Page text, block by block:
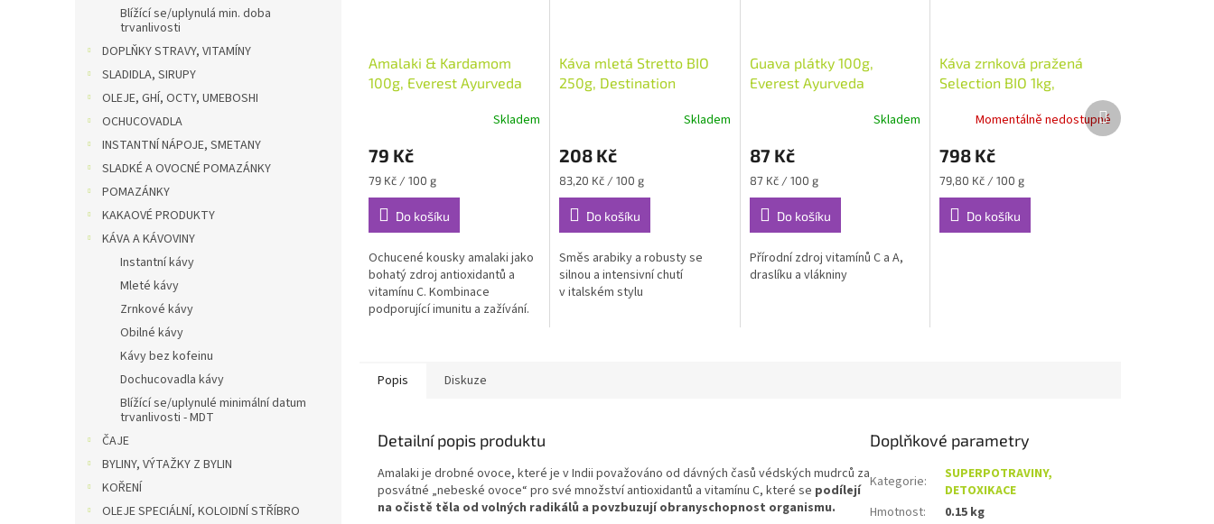
Blížící se/uplynulá min. doba
trvanlivosti
DOPLŇKY STRAVY, VITAMÍNY
SLADIDLA, SIRUPY
OLEJE, GHÍ, OCTY, UMEBOSHI
OCHUCOVADLA
INSTANTNÍ NÁPOJE, SMETANY
SLADKÉ A OVOCNÉ POMAZÁNKY
POMAZÁNKY
KAKAOVÉ PRODUKTY
KÁVA A KÁVOVINY
Instantní kávy
Mleté kávy
Zrnkové kávy
Obilné kávy
Kávy bez kofeinu
Dochucovadla kávy
Blížící se/uplynulé minimální datum
trvanlivosti - MDT
ČAJE
BYLINY, VÝTAŽKY Z BYLIN
KOŘENÍ
OLEJE SPECIÁLNÍ, KOLOIDNÍ STŘÍBRO
Amalaki & Kardamom
100g, Everest Ayurveda
Skladem
79 Kč
Měrná
cena:
79 Kč / 100 g
Do košíku
Ochucené kousky amalaki jako
bohatý zdroj antioxidantů a
vitamínu C. Kombinace
podporující imunitu a zažívání.
Káva mletá Stretto BIO
250g, Destination
Skladem
208 Kč
Měrná
cena:
83,20 Kč / 100 g
Do košíku
Směs arabiky a robusty se
silnou a intensivní chutí
v italském stylu
Guava plátky 100g,
Everest Ayurveda
Skladem
87 Kč
Měrná
cena:
87 Kč / 100 g
Do košíku
Přírodní zdroj vitamínů C a A,
draslíku a vlákniny
Káva zrnková pražená
Selection BIO 1kg,
Momentálně nedostupné
798 Kč
Měrná
cena:
79,80 Kč / 100 g
Do košíku
Další
produkt
Popis Diskuze
Detailní popis produktu
Amalaki je drobné ovoce, které je v Indii považováno od dávných časů védských mudrců za
posvátné „nebeské ovoce“ pro své množství antioxidantů a vitamínu C, které se podílejí
na očistě těla od volných radikálů a povzbuzují obranyschopnost organismu.
Doplňkové parametry
Kategorie:
SUPERPOTRAVINY,
DETOXIKACE
Hmotnost:
0.15 kg